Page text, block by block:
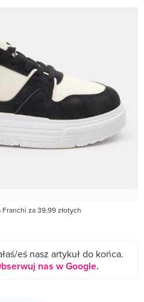
za 39,99 złotych
eś nasz artykuł do końca.
nas w Google.